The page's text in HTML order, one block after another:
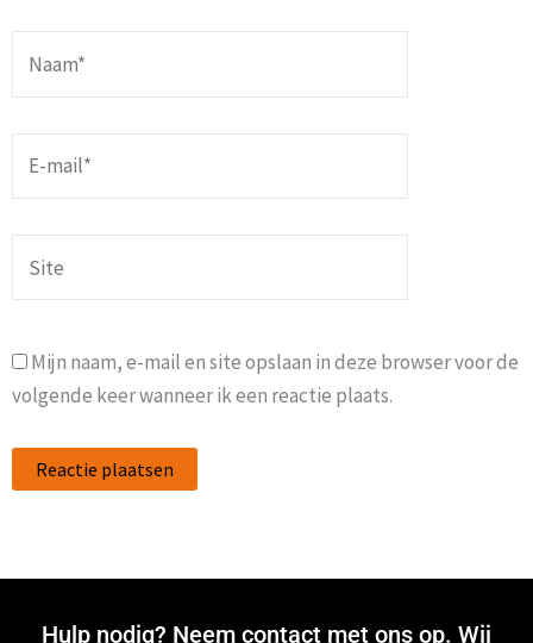
mail*
Mijn naam, e-mail en site opslaan in deze browser voor de
volgende keer wanneer ik een reactie plaats.
Hulp nodig? Neem contact met ons op. Wij